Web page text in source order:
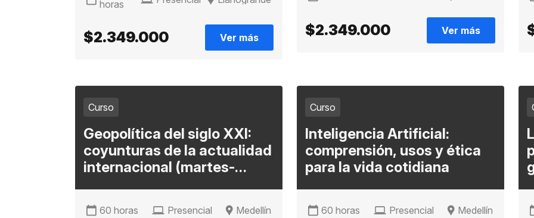
horas
$2.349.000 Ver más $2.349.000 Ver más
Curso
Geopolítica del siglo XXI:
coyunturas de la actualidad
internacional (martes-
60 horas Presencial Medellín
Curso
Inteligencia Artificial:
comprensión, usos y ética
para la vida cotidiana
60 horas Presencial Medellín